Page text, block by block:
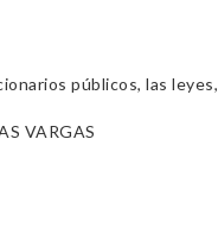
públicos, las
VARGAS